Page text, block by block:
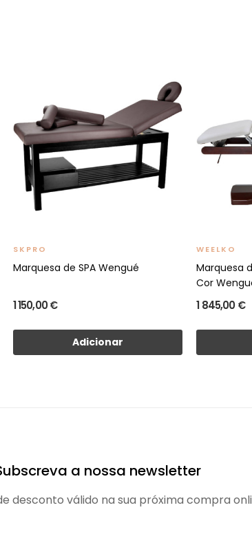
SKPRO
Marquesa de SPA Wengué
1 150,00 €
Adicionar
WEELKO
Marquesa
Cor
1 845,00 €
a nossa newsletter
desconto válido na sua próxima compra